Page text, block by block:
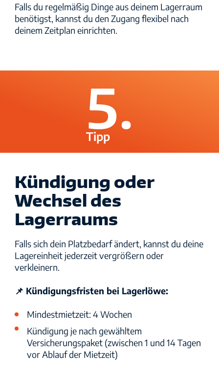
Falls du regelmäßig Dinge aus deinem Lagerraum
benötigst, kannst du den Zugang flexibel nach
deinem Zeitplan einrichten.
5.
Tipp
Kündigung oder
Wechsel des
Lagerraums
Falls sich dein Platzbedarf ändert, kannst du deine
Lagereinheit jederzeit vergrößern oder
verkleinern.
📌 Kündigungsfristen bei Lagerlöwe:
Mindestmietzeit: 4 Wochen
Kündigung je nach gewähltem
Versicherungspaket (zwischen 1 und 14 Tagen
vor Ablauf der Mietzeit)